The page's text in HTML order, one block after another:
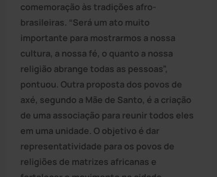
comemoração às tradições afro-
brasileiras. “Será um ato muito
importante para mostrarmos a nossa
cultura, a nossa fé, o quanto a nossa
religião abrange todas as pessoas”,
pontuou. Outra proposta dos povos de
axé, segundo a Mãe de Santo, é a criação
de uma associação para reunir todos eles
em uma unidade. O objetivo é dar
representatividade para os povos de
religiões de matrizes africanas e